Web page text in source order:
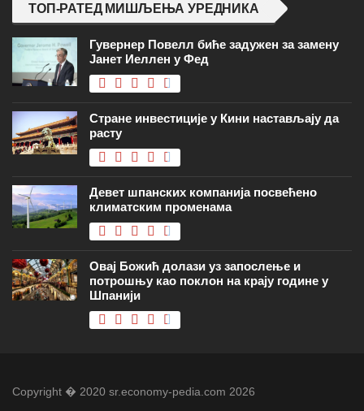
ТОП-РАТЕД МИШЉЕЊА УРЕДНИКА
Гувернер Повелл биће задужен за замену
Јанет Иеллен у Фед
Стране инвестиције у Кини настављају да
расту
Девет шпанских компанија посвећено
климатским променама
Овај Божић долази уз запослење и
потрошњу као поклон на крају године у
Шпанији
Copyright � 2020 sr.economy-pedia.com 2026